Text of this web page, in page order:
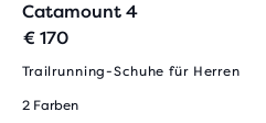
Catamount 4
€ 170
Trailrunning-Schuhe für Herren
2 Farben